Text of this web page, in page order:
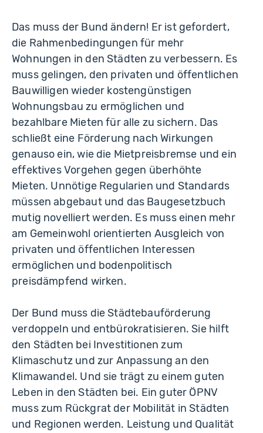
Das muss der Bund ändern! Er ist gefordert,
die Rahmenbedingungen für mehr
Wohnungen in den Städten zu verbessern. Es
muss gelingen, den privaten und öffentlichen
Bauwilligen wieder kostengünstigen
Wohnungsbau zu ermöglichen und
bezahlbare Mieten für alle zu sichern. Das
schließt eine Förderung nach Wirkungen
genauso ein, wie die Mietpreisbremse und ein
effektives Vorgehen gegen überhöhte
Mieten. Unnötige Regularien und Standards
müssen abgebaut und das Baugesetzbuch
mutig novelliert werden. Es muss einen mehr
am Gemeinwohl orientierten Ausgleich von
privaten und öffentlichen Interessen
ermöglichen und bodenpolitisch
preisdämpfend wirken.
Der Bund muss die Städtebauförderung
verdoppeln und entbürokratisieren. Sie hilft
den Städten bei Investitionen zum
Klimaschutz und zur Anpassung an den
Klimawandel. Und sie trägt zu einem guten
Leben in den Städten bei. Ein guter ÖPNV
muss zum Rückgrat der Mobilität in Städten
und Regionen werden. Leistung und Qualität